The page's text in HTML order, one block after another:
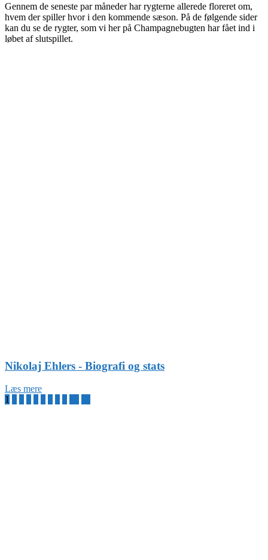
Gennem de seneste par måneder har rygterne allerede floreret om,
hvem der spiller hvor i den kommende sæson. På de følgende sider
kan du se de rygter, som vi her på Champagnebugten har fået ind i
løbet af slutspillet.
Nikolaj Ehlers - Biografi og stats
Læs mere
1